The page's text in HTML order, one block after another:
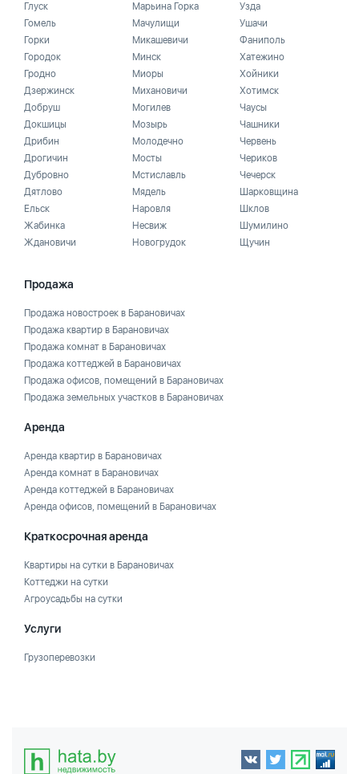
Глуск
Гомель
Горки
Городок
Гродно
Дзержинск
Добруш
Докшицы
Дрибин
Дрогичин
Дубровно
Дятлово
Ельск
Жабинка
Ждановичи
Марьина Горка
Мачулищи
Микашевичи
Минск
Миоры
Михановичи
Могилев
Мозырь
Молодечно
Мосты
Мстиславль
Мядель
Наровля
Несвиж
Новогрудок
Узда
Ушачи
Фаниполь
Хатежино
Хойники
Хотимск
Чаусы
Чашники
Червень
Чериков
Чечерск
Шарковщина
Шклов
Шумилино
Щучин
Продажа
Продажа новостроек в Барановичах
Продажа квартир в Барановичах
Продажа комнат в Барановичах
Продажа коттеджей в Барановичах
Продажа офисов, помещений в Барановичах
Продажа земельных участков в Барановичах
Аренда
Аренда квартир в Барановичах
Аренда комнат в Барановичах
Аренда коттеджей в Барановичах
Аренда офисов, помещений в Барановичах
Краткосрочная аренда
Квартиры на сутки в Барановичах
Коттеджи на сутки
Агроусадьбы на сутки
Услуги
Грузоперевозки